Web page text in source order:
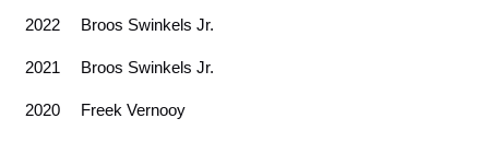
2022 Broos Swinkels Jr.
2021 Broos Swinkels Jr.
2020 Freek Vernooy